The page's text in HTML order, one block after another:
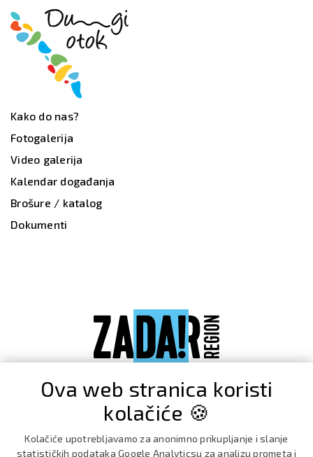
Kako do nas?
Fotogalerija
Video galerija
Kalendar događanja
Brošure / katalog
Dokumenti
Ova web stranica koristi
kolačiće 🍪
Kolačiće upotrebljavamo za anonimno prikupljanje i slanje
statističkih podataka Google Analyticsu za analizu prometa i